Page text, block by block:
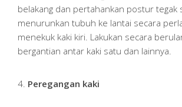
belakang dan pertahankan postur tegak
menurunkan tubuh ke lantai secara
menekuk kaki kiri. Lakukan secara
bergantian antar kaki satu dan lainnya.
4. Peregangan kaki